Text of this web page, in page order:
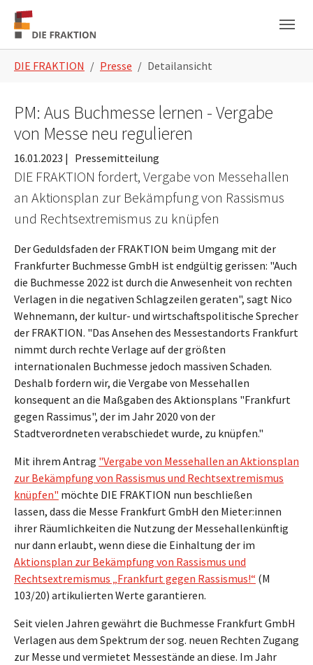
Zum Hauptinhalt springen
Skip to page footer
DIE FRAKTION Presse Detailansicht
PM: Aus Buchmesse lernen - Vergabe
von Messe neu regulieren
16.01.2023 | Pressemitteilung
DIE FRAKTION fordert, Vergabe von Messehallen
an Aktionsplan zur Bekämpfung von Rassismus
und Rechtsextremismus zu knüpfen
Der Geduldsfaden der FRAKTION beim Umgang mit der
Frankfurter Buchmesse GmbH ist endgültig gerissen: "Auch
die Buchmesse 2022 ist durch die Anwesenheit von rechten
Verlagen in die negativen Schlagzeilen geraten", sagt Nico
Wehnemann, der kultur- und wirtschaftspolitische Sprecher
der FRAKTION. "Das Ansehen des Messestandorts Frankfurt
nimmt durch rechte Verlage auf der größten
internationalen Buchmesse jedoch massiven Schaden.
Deshalb fordern wir, die Vergabe von Messehallen
konsequent an die Maßgaben des Aktionsplans "Frankfurt
gegen Rassimus", der im Jahr 2020 von der
Stadtverordneten verabschiedet wurde, zu knüpfen."
Mit ihrem Antrag "Vergabe von Messehallen an Aktionsplan
zur Bekämpfung von Rassismus und Rechtsextremismus
knüpfen" möchte DIE FRAKTION nun beschließen
lassen, dass die Messe Frankfurt GmbH den Mieter:innen
ihrer Räumlichkeiten die Nutzung der Messehallenkünftig
nur dann erlaubt, wenn diese die Einhaltung der im
Aktionsplan zur Bekämpfung von Rassismus und
Rechtsextremismus „Frankfurt gegen Rassismus!“ (M
103/20) artikulierten Werte garantieren.
Seit vielen Jahren gewährt die Buchmesse Frankfurt GmbH
Verlagen aus dem Spektrum der sog. neuen Rechten Zugang
zur Messe und vermietet Messestände an diese. Im Jahr